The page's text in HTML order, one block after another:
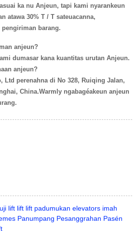
ka nu Anjeun, tapi kami nyarankeun
atawa 30% T / T sateuacanna,
pengiriman barang.
anjeun?
dumasar kana kuantitas urutan Anjeun.
anjeun?
Ltd perenahna di No 328, Ruiqing Jalan,
China.Warmly ngabagéakeun anjeun
lift lift lift padumukan elevators imah
Panumpang Pesanggrahan Pasén